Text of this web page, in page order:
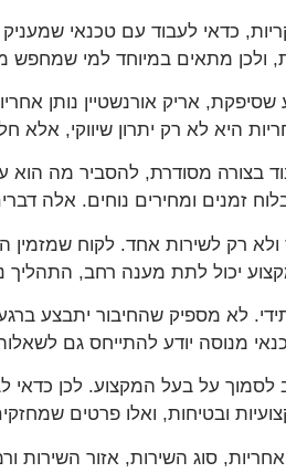
כדאי לעבוד עם טכנאי שמעניק
ולכן מתאים במיוחד למי שמחפש
אריק אורנשטיין נותן
היא לא רק יתרון שיווקי, אלא
בצורה מסודרת, להסביר מה הוא
זמנים ומחירים נוחים. אלה
רק לשירות אחד. לקוח שמזמין
יכול לתת מענה רחב, התהליך
לא מספיק שהחיבור יתבצע
מנוסה יודע להתייחס גם
על בעל המקצוע. לכן כדאי
סוג השירות, אזור